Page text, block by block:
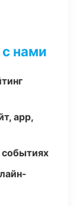
нами
app,